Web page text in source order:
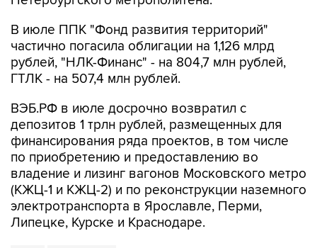
В июле ППК "Фонд развития территорий"
частично погасила облигации на 1,126 млрд
рублей, "НЛК-Финанс" - на 804,7 млн рублей,
ГТЛК - на 507,4 млн рублей.
ВЭБ.РФ в июле досрочно возвратил с
депозитов 1 трлн рублей, размещенных для
финансирования ряда проектов, в том числе
по приобретению и предоставлению во
владение и лизинг вагонов Московского метро
(КЖЦ-1 и КЖЦ-2) и по реконструкции наземного
электротранспорта в Ярославле, Перми,
Липецке, Курске и Краснодаре.